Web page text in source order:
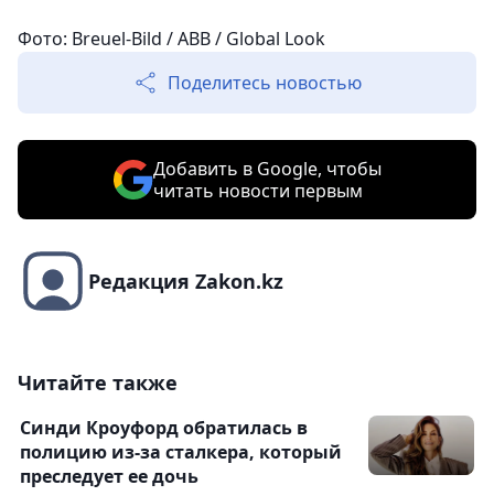
Фото: Breuel-Bild / ABB / Global Look
Поделитесь новостью
Добавить в Google, чтобы
читать новости первым
Редакция Zakon.kz
Читайте также
Синди Кроуфорд обратилась в
полицию из-за сталкера, который
преследует ее дочь